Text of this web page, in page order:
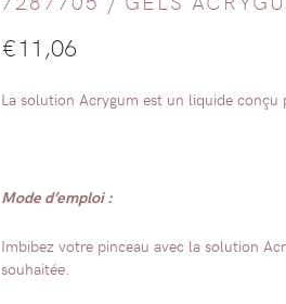
€11,06
La solution Acrygum est un liquide
Mode d’emploi :
Imbibez votre pinceau avec la solution
souhaitée.